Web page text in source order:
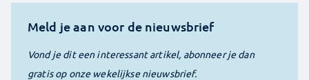
Meld je aan voor de nieuwsbrief
Vond je dit een interessant artikel, abonneer je dan
gratis op onze wekelijkse nieuwsbrief.